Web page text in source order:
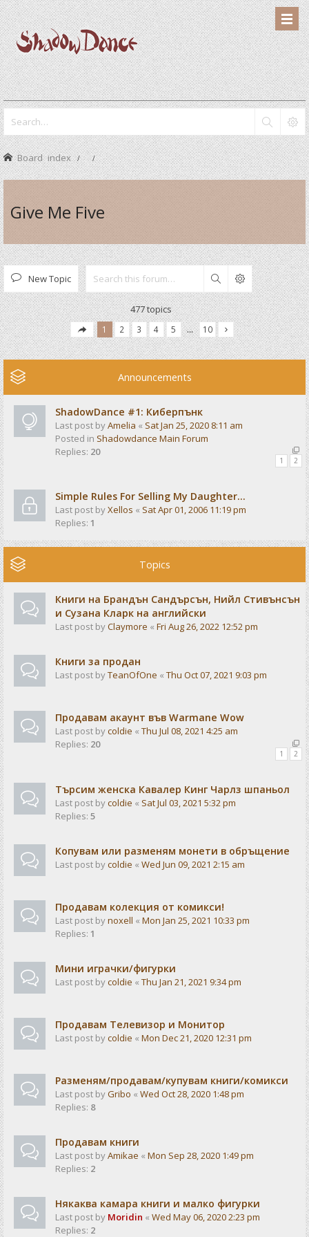
Board index
Give Me Five
New Topic Search
477 topics
1 2 3 4 5 … 10
Announcements
ShadowDance #1: Киберпънк
Last post byAmelia « Sat Jan 25, 2020 8:11 am
Posted in Shadowdance Main Forum
Replies: 20
1 2
Simple Rules For Selling My Daughter...
Last post byXellos « Sat Apr 01, 2006 11:19 pm
Replies: 1
Topics
Книги на Брандън Сандърсън, Нийл Стивънсън
и Сузана Кларк на английски
Last post byClaymore « Fri Aug 26, 2022 12:52 pm
Книги за продан
Last post byTeanOfOne « Thu Oct 07, 2021 9:03 pm
Продавам акаунт във Warmane Wow
Last post bycoldie « Thu Jul 08, 2021 4:25 am
Replies: 20
1 2
Търсим женска Кавалер Кинг Чарлз шпаньол
Last post bycoldie « Sat Jul 03, 2021 5:32 pm
Replies: 5
Копувам или разменям монети в обръщение
Last post bycoldie « Wed Jun 09, 2021 2:15 am
Продавам колекция от комикси!
Last post bynoxell « Mon Jan 25, 2021 10:33 pm
Replies: 1
Мини играчки/фигурки
Last post bycoldie « Thu Jan 21, 2021 9:34 pm
Продавам Телевизор и Монитор
Last post bycoldie « Mon Dec 21, 2020 12:31 pm
Разменям/продавам/купувам книги/комикси
Last post byGribo « Wed Oct 28, 2020 1:48 pm
Replies: 8
Продавам книги
Last post byAmikae « Mon Sep 28, 2020 1:49 pm
Replies: 2
Някаква камара книги и малко фигурки
Last post by Moridin « Wed May 06, 2020 2:23 pm
Replies: 2